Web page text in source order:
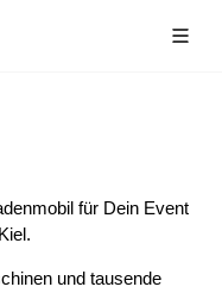
für Dein Event
und tausende